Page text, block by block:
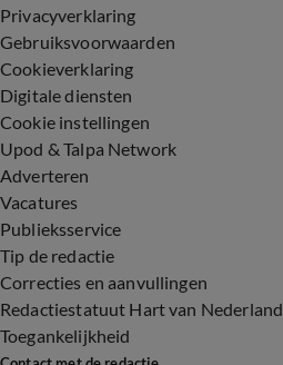
Privacyverklaring
Gebruiksvoorwaarden
Cookieverklaring
Digitale diensten
Cookie instellingen
Upod & Talpa Network
Adverteren
Vacatures
Publieksservice
Tip de redactie
Correcties en aanvullingen
Redactiestatuut Hart van Nederland
Toegankelijkheid